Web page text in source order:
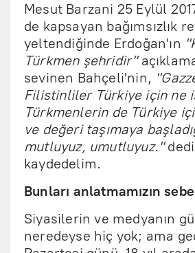
Mesut Barzani 25 Eylül
de kapsayan bağımsızlık
yeltendiğinde Erdoğan'ın
Türkmen şehridir"
sevinen Bahçeli'nin,
Filistinliler Türkiye için ne
Türkmenlerin de Türkiye
ve değeri taşımaya
mutluyuz, umutluyuz."
kaydedelim.
Bunları anlatmamızın
Siyasilerin ve medyanın
neredeyse hiç yok; ama